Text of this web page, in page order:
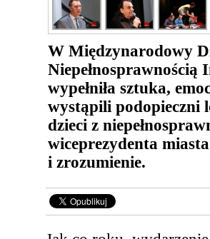
W Międzynarodowy
wypełniła sztuka,
wystąpili podopieczni
dzieci z
wiceprezydenta
i zrozumienie.